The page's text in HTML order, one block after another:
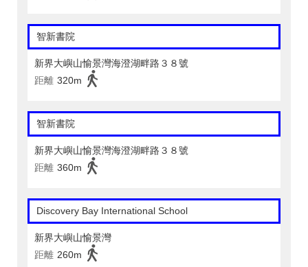
智新書院
新界大嶼山愉景灣海澄湖畔路３８號
距離 320m
智新書院
新界大嶼山愉景灣海澄湖畔路３８號
距離 360m
Discovery Bay International School
新界大嶼山愉景灣
距離 260m